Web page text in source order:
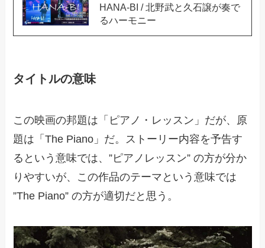
HANA-BI / 北野武と久石譲が奏で
るハーモニー
タイトルの意味
この映画の邦題は「ピアノ・レッスン」だが、原
題は「The Piano」だ。ストーリー内容を予告す
るという意味では、”ピアノレッスン” の方が分か
りやすいが、この作品のテーマという意味では
”The Piano” の方が適切だと思う。